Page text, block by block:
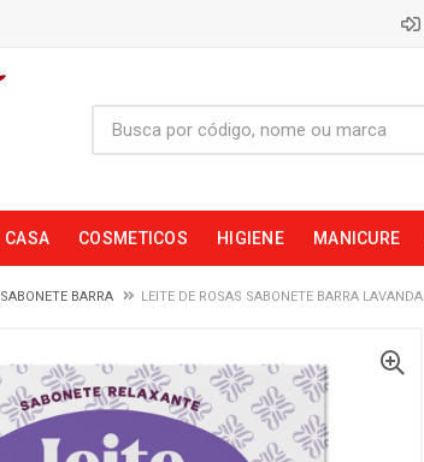
CASA COSMETICOS HIGIENE MANICURE
SABONETE BARRA LEITE DE ROSAS SABONETE BARRA LAVANDA